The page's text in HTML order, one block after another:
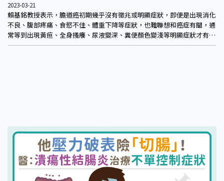
2023-03-21
賴基銘教授表示，膽道癌初期幾乎沒有徵兆或明顯症狀，即便是出現消化
不良、腹部疼痛、食慾不佳、體重下降等症狀，也難聯想和癌症有關，通
常等到出現黃疸、全身搔癢、尿液變深、糞便顏色變淺等明顯症狀才有所
警覺，約有6-7成患者確診已是晚期。提醒民眾如有相關症狀務必有所警